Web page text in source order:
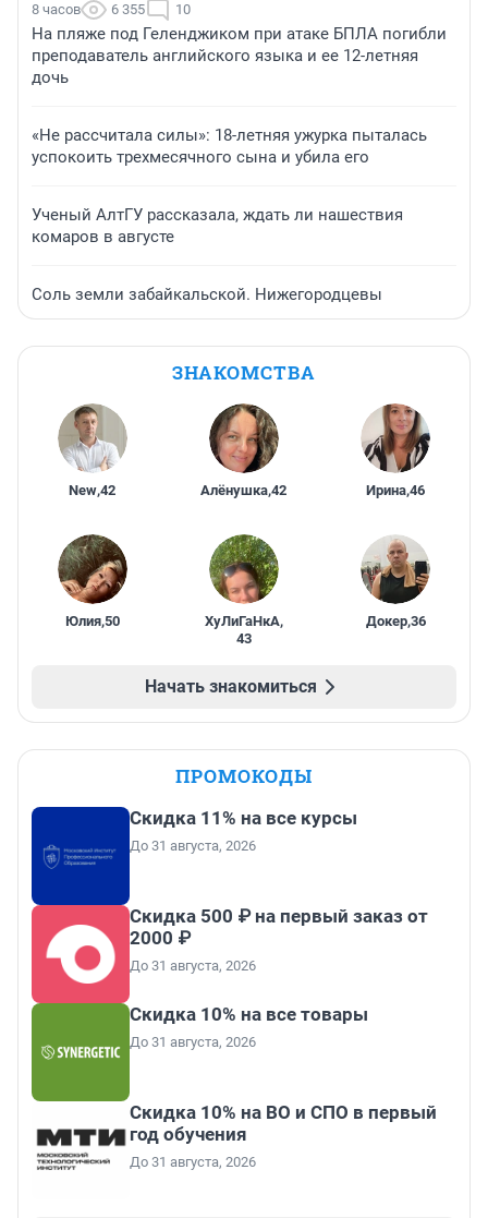
8 часов 6 355 10
На пляже под Геленджиком при атаке БПЛА погибли
преподаватель английского языка и ее 12-летняя
дочь
«Не рассчитала силы»: 18-летняя ужурка пыталась
успокоить трехмесячного сына и убила его
Ученый АлтГУ рассказала, ждать ли нашествия
комаров в августе
Соль земли забайкальской. Нижегородцевы
ЗНАКОМСТВА
New,42 Алёнушка,42 Ирина,46
Юлия,50 ХуЛиГаНкА,
43
Докер,36
Начать знакомиться
ПРОМОКОДЫ
Скидка 11% на все курсы
До 31 августа, 2026
Скидка 500 ₽ на первый заказ от
2000 ₽
До 31 августа, 2026
Скидка 10% на все товары
До 31 августа, 2026
Скидка 10% на ВО и СПО в первый
год обучения
До 31 августа, 2026